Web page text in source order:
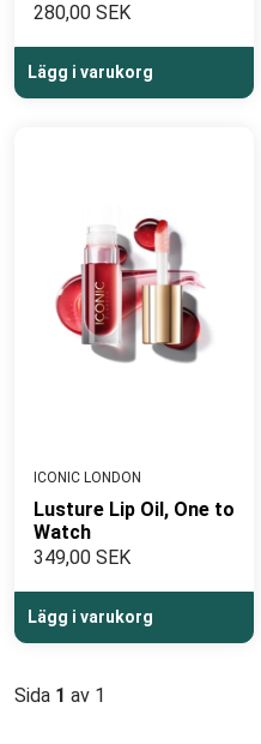
280,00 SEK
Lägg i varukorg
ICONIC LONDON
Lusture Lip Oil, One to
Watch
349,00 SEK
Lägg i varukorg
Sida 1 av 1